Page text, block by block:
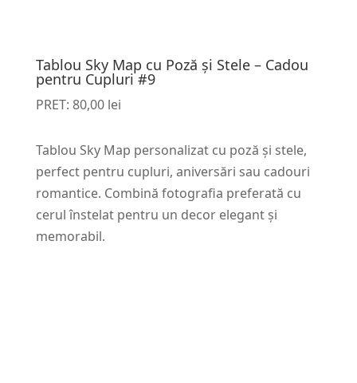
Tablou Sky Map cu Poză și Stele – Cadou
pentru Cupluri #9
PRET: 80,00 lei
Tablou Sky Map personalizat cu poză și stele,
perfect pentru cupluri, aniversări sau cadouri
romantice. Combină fotografia preferată cu
cerul înstelat pentru un decor elegant și
memorabil.